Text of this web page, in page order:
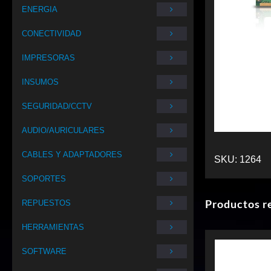
ENERGIA
CONECTIVIDAD
IMPRESORAS
INSUMOS
SEGURIDAD/CCTV
AUDIO/AURICULARES
CABLES Y ADAPTADORES
SOPORTES
REPUESTOS
HERRAMIENTAS
SOFTWARE
SKU: 1264
Productos